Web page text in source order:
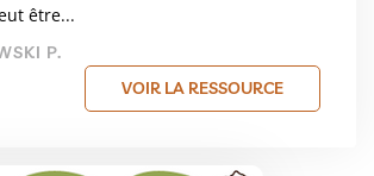
être...
P.
VOIR LA RESSOURCE